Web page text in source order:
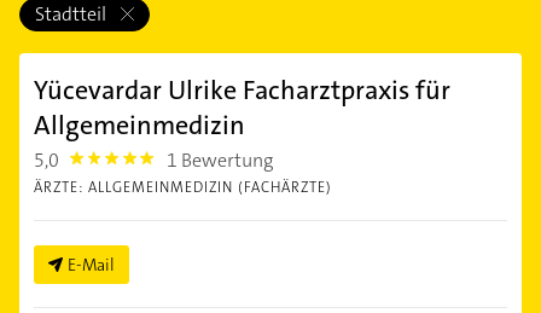
Stadtteil
Yücevardar Ulrike Facharztpraxis für
Allgemeinmedizin
5,0 5.0 1 Bewertung
ÄRZTE: ALLGEMEINMEDIZIN (FACHÄRZTE)
E-Mail